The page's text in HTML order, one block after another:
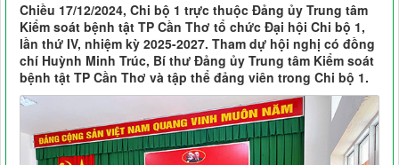
Chiều 17/12/2024, Chi bộ 1 trực thuộc Đảng ủy Trung tâm
Kiểm soát bệnh tật TP Cần Thơ tổ chức Đại hội Chi bộ 1,
lần thứ IV, nhiệm kỳ 2025-2027. Tham dự hội nghị có đồng
chí Huỳnh Minh Trúc, Bí thư Đảng ủy Trung tâm Kiểm soát
bệnh tật TP Cần Thơ và tập thể đảng viên trong Chi bộ 1.